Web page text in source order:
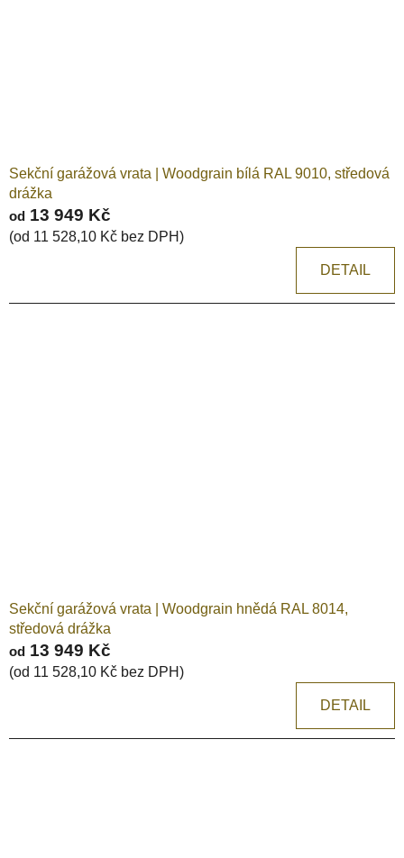
Sekční garážová vrata | Woodgrain bílá RAL 9010, středová
drážka
od 13 949 Kč
(od 11 528,10 Kč bez DPH)
DETAIL
Sekční garážová vrata | Woodgrain hnědá RAL 8014,
středová drážka
od 13 949 Kč
(od 11 528,10 Kč bez DPH)
DETAIL